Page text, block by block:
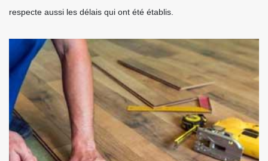
respecte aussi les délais qui ont été établis.